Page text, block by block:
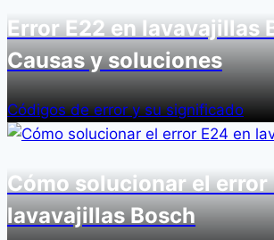
Error E22 en lavavajillas
Causas y soluciones
Códigos de error y su significado
Cómo solucionar el error
lavavajillas Bosch